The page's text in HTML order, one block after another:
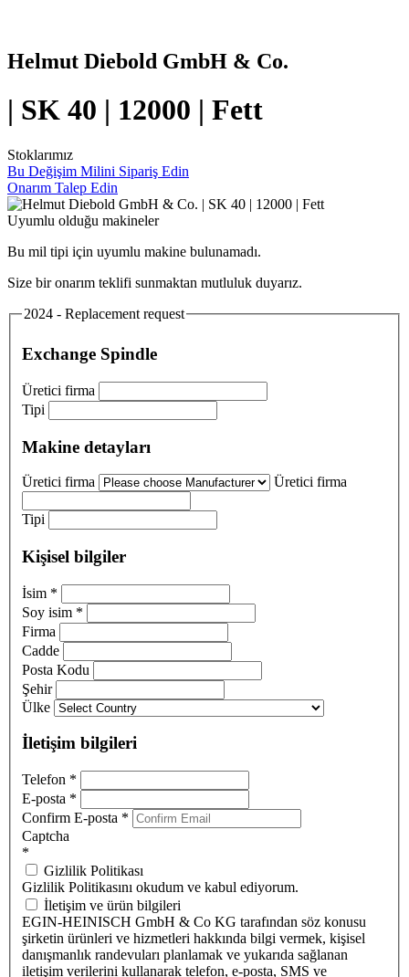
Helmut Diebold GmbH & Co.
| SK 40 | 12000 | Fett
Stoklarımız
Bu Değişim Milini Sipariş Edin
Onarım Talep Edin
Uyumlu olduğu makineler
Bu mil tipi için uyumlu makine bulunamadı.
Size bir onarım teklifi sunmaktan mutluluk duyarız.
2024 - Replacement request
Exchange Spindle
Üretici firma
Tipi
Makine detayları
Üretici firma Üretici firma
Tipi
Kişisel bilgiler
İsim *
Soy isim *
Firma
Cadde
Posta Kodu
Şehir
Ülke
İletişim bilgileri
Telefon *
E-posta *
Confirm E-posta *
Captcha
*
Gizlilik Politikası
Gizlilik Politikasını okudum ve kabul ediyorum.
İletişim ve ürün bilgileri
EGIN-HEINISCH GmbH & Co KG tarafından söz konusu
şirketin ürünleri ve hizmetleri hakkında bilgi vermek, kişisel
danışmanlık randevuları planlamak ve yukarıda sağlanan
iletişim verilerini kullanarak telefon, e-posta, SMS ve